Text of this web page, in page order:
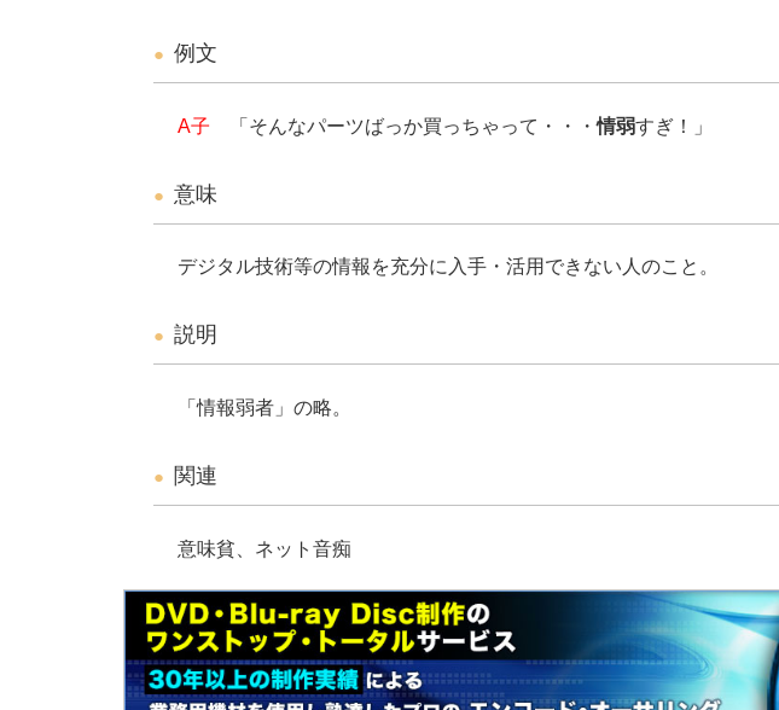
例文
A子 「そんなパーツばっか買っちゃって・・・情弱すぎ！」
意味
デジタル技術等の情報を充分に入手・活用できない人のこと。
説明
「情報弱者」の略。
関連
意味貧、ネット音痴